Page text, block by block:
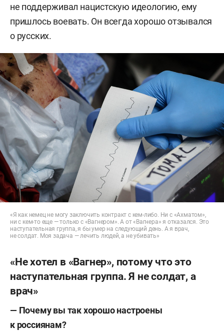
не поддерживал нацистскую идеологию, ему
пришлось воевать. Он всегда хорошо отзывался
о русских.
«Я как немец не могу заключить контракт с кем-либо. Ни с «Ахматом»,
ни с кем-то еще — только с «Вагнером». А от «Вагнера» я отказался. Это
наступательная группа, я бы умер на следующий день. А я врач,
не солдат. Моя задача — лечить людей, а не убивать»
«Не хотел в «Вагнер», потому что это
наступательная группа. Я не солдат, а
врач»
— Почему вы так хорошо настроены
к россиянам?